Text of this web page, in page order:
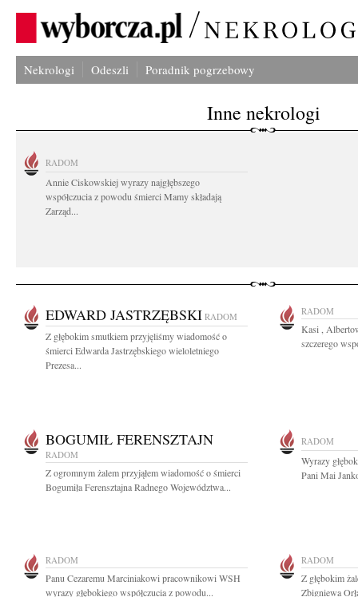
Nekrologi Odeszli Poradnik pogrzebowy
Inne nekrologi
RADOM
Annie Ciskowskiej wyrazy najgłębszego
współczucia z powodu śmierci Mamy składają
Zarząd...
EDWARD JASTRZĘBSKI RADOM
Z głębokim smutkiem przyjęliśmy wiadomość o
śmierci Edwarda Jastrzębskiego wieloletniego
Prezesa...
RADOM
Kasi ,
szczerego
BOGUMIŁ FERENSZTAJN
RADOM
Z ogromnym żalem przyjąłem wiadomość o śmierci
Bogumiła Ferensztajna Radnego Województwa...
RADOM
Wyrazy
Pani Mai
RADOM
Panu Cezaremu Marciniakowi pracownikowi WSH
wyrazy głębokiego współczucia z powodu...
RADOM
Z głębokim
Zbigniewa